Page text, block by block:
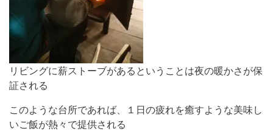
リビングに薪ストーブがあるということは夜の暖かさが保
証される
このような台所であれば、１日の疲れを癒すような美味し
いご飯が熱々で提供される